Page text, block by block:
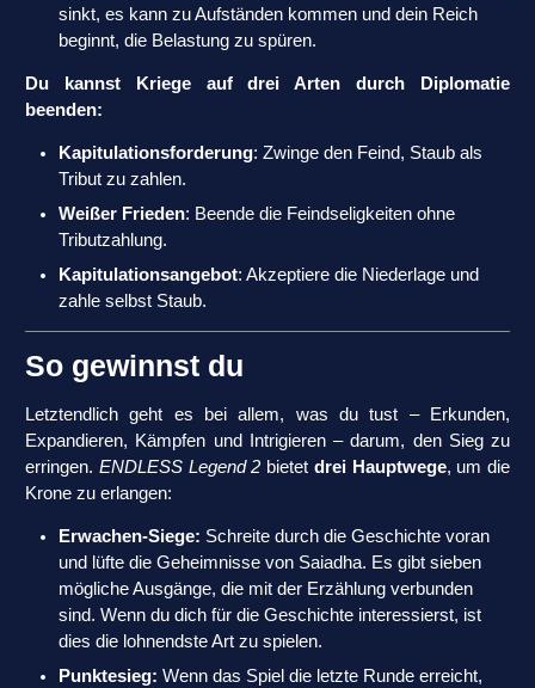
sinkt, es kann zu Aufständen kommen und dein Reich
beginnt, die Belastung zu spüren.
Du kannst Kriege auf drei Arten durch Diplomatie
beenden:
Kapitulationsforderung: Zwinge den Feind, Staub als
Tribut zu zahlen.
Weißer Frieden: Beende die Feindseligkeiten ohne
Tributzahlung.
Kapitulationsangebot: Akzeptiere die Niederlage und
zahle selbst Staub.
So gewinnst du
Letztendlich geht es bei allem, was du tust – Erkunden,
Expandieren, Kämpfen und Intrigieren – darum, den Sieg zu
erringen. ENDLESS Legend 2 bietet drei Hauptwege, um die
Krone zu erlangen:
Erwachen-Siege: Schreite durch die Geschichte voran
und lüfte die Geheimnisse von Saiadha. Es gibt sieben
mögliche Ausgänge, die mit der Erzählung verbunden
sind. Wenn du dich für die Geschichte interessierst, ist
dies die lohnendste Art zu spielen.
Punktesieg: Wenn das Spiel die letzte Runde erreicht,